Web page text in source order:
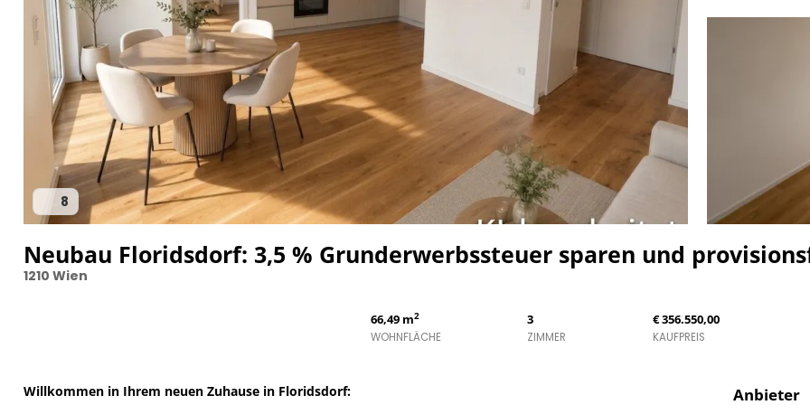
8
Neubau Floridsdorf: 3,5 % Grunderwerbssteuer sparen und
1210 Wien
66,49 m2
WOHNFLÄCHE
3
ZIMMER
€ 356.550,00
KAUFPREIS
Willkommen in Ihrem neuen Zuhause in Floridsdorf: Anbieter